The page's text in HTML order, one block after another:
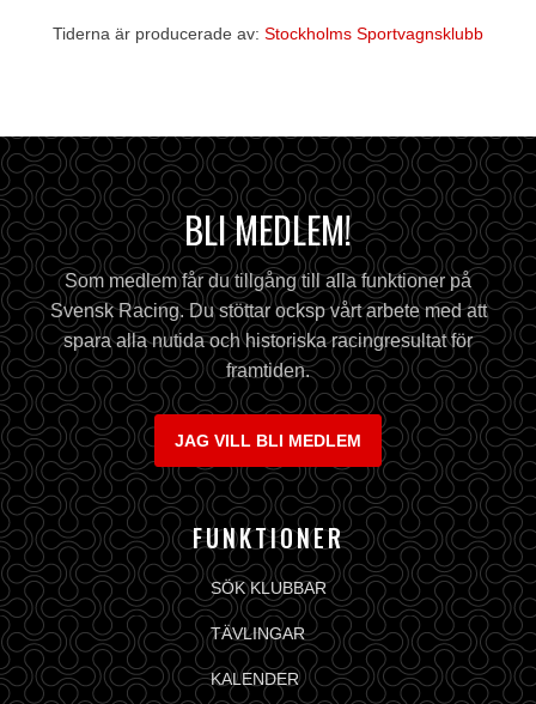
Tiderna är producerade av: Stockholms Sportvagnsklubb
BLI MEDLEM!
Som medlem får du tillgång till alla funktioner på
Svensk Racing. Du stöttar ocksp vårt arbete med att
spara alla nutida och historiska racingresultat för
framtiden.
JAG VILL BLI MEDLEM
FUNKTIONER
SÖK KLUBBAR
TÄVLINGAR
KALENDER